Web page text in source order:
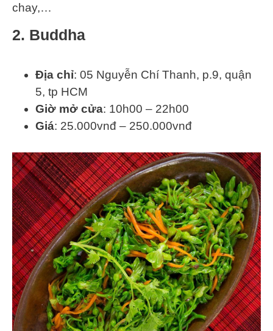
chay,…
2. Buddha
Địa chỉ: 05 Nguyễn Chí Thanh, p.9, quận
5, tp HCM
Giờ mở cửa: 10h00 – 22h00
Giá: 25.000vnđ – 250.000vnđ